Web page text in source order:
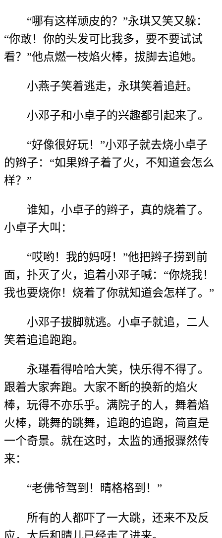
“哪有这样顽皮的？”永琪又笑又躲：
“你敢！你的头发可比我多，要不要试试
看？”他点燃一枝焰火棒，拔脚去追她。
小燕子笑着逃走，永琪笑着追赶。
小邓子和小卓子的兴趣都引起来了。
“好像很好玩！”小邓子就去烧小卓子
的辫子：“如果辫子着了火，不知道会怎么
样？”
谁知，小卓子的辫子，真的烧着了。
小卓子大叫：
“哎哟！我的妈呀！”他把辫子捞到前
面，扑灭了火，追着小邓子喊：“你烧我！
我也要烧你！烧着了你就知道会怎样了。”
小邓子拔脚就逃。小卓子就追，二人
笑着追追跑跑。
永璂看得哈哈大笑，快乐得不得了。
跟着大家奔跑。大家不断的换新的焰火
棒，玩得不亦乐乎。满院子的人，舞着焰
火棒，跳舞的跳舞，追跑的追跑，简直是
一个奇景。就在这时，太监的通报骤然传
来：
“老佛爷驾到！晴格格到！”
所有的人都吓了一大跳，还来不及反
应，太后和晴儿已经走了进来。